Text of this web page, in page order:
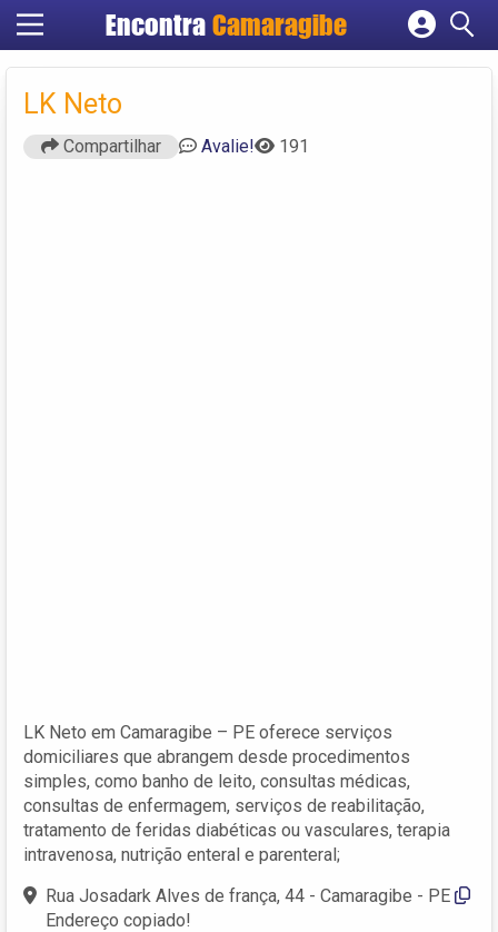
Encontra Camaragibe
Cadastrar empresa
LK Neto
Compartilhar Avalie! 191
LK Neto em Camaragibe – PE oferece serviços
domiciliares que abrangem desde procedimentos
simples, como banho de leito, consultas médicas,
consultas de enfermagem, serviços de reabilitação,
tratamento de feridas diabéticas ou vasculares, terapia
intravenosa, nutrição enteral e parenteral;
Rua Josadark Alves de frança, 44 - Camaragibe - PE
Endereço copiado!